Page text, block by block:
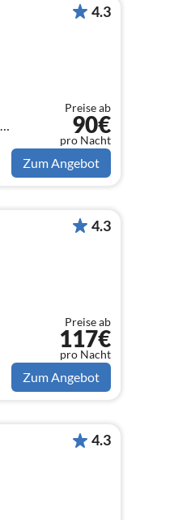
4.3
Preise ab
90€
pro Nacht
Zum Angebot
4.3
Preise ab
117€
pro Nacht
Zum Angebot
4.3